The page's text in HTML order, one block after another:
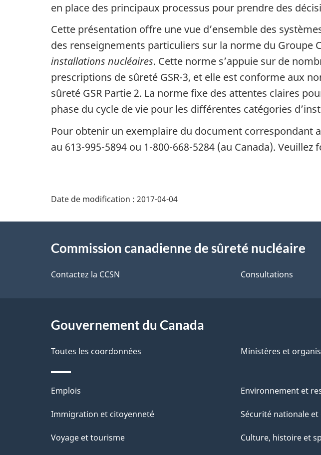
en place des principaux processus pour prendre des
Cette présentation offre une vue d’ensemble des
des renseignements particuliers sur la norme du Groupe
installations nucléaires. Cette norme s’appuie sur de
prescriptions de sûreté GSR-3, et elle est conforme aux
sûreté GSR Partie 2. La norme fixe des attentes claires
phase du cycle de vie pour les différentes catégories
Pour obtenir un exemplaire du document correspondant
au 613-995-5894 ou 1-800-668-5284 (au Canada).
a
i
s
d
e
l
a
p
Date de modification : 2017-04-04
proposCommission canadienne de sûreté nucléaire
Contactez la CCSN Consultations
Gouvernement du Canada
Toutes les coordonnées Ministères et
Thèmes
et
Emplois
Immigration et citoyenneté
Voyage et tourisme
Environnement et
Sécurité nationale et
Culture, histoire et